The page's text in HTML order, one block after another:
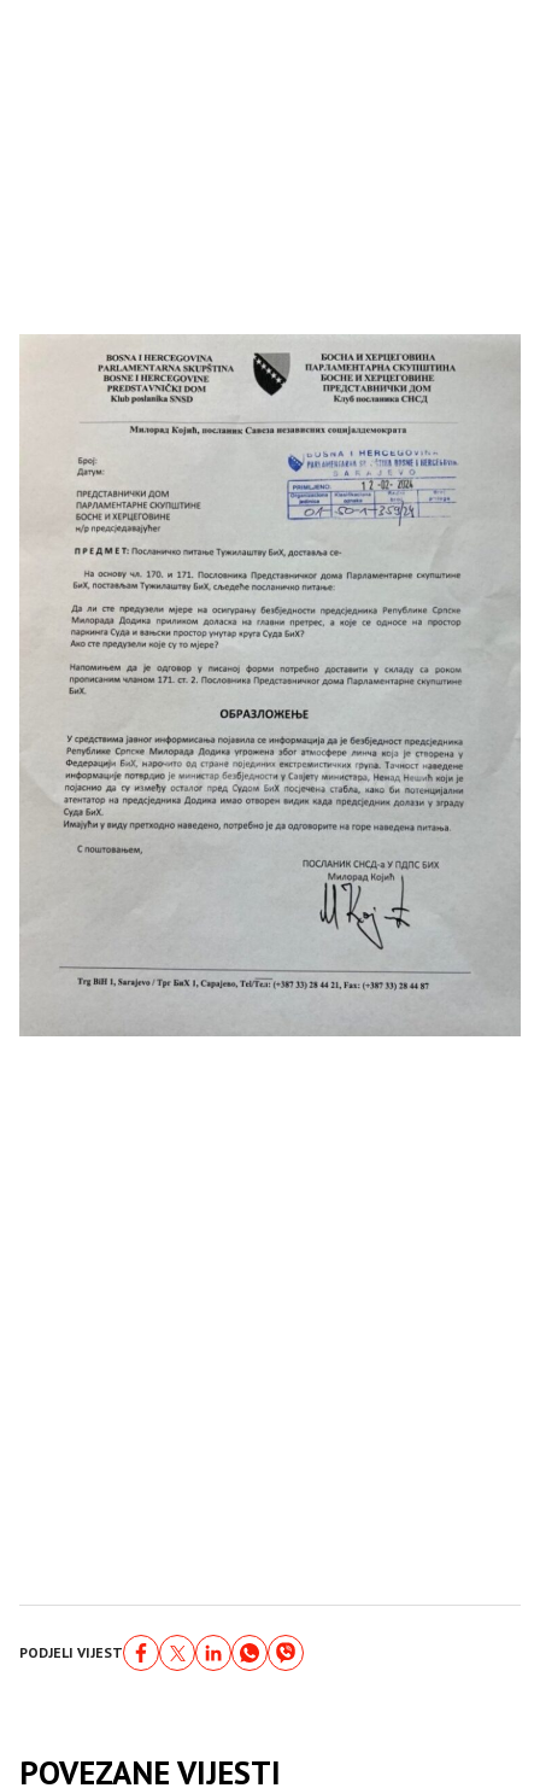
PODJELI VIJEST
POVEZANE VIJESTI